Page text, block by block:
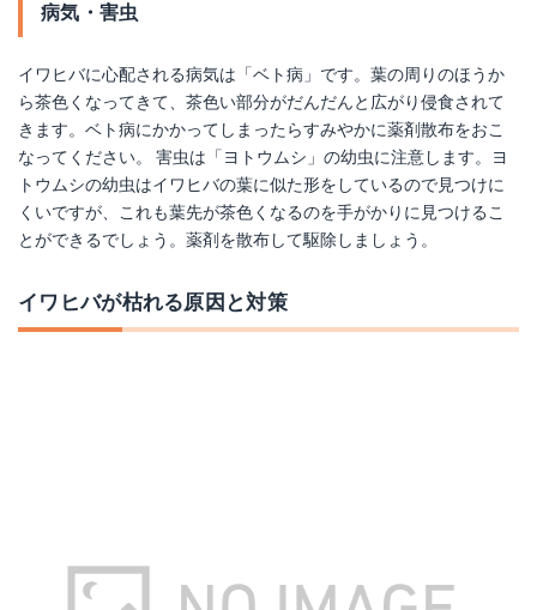
病気・害虫
イワヒバに心配される病気は「ベト病」です。葉の周りのほうか
ら茶色くなってきて、茶色い部分がだんだんと広がり侵食されて
きます。ベト病にかかってしまったらすみやかに薬剤散布をおこ
なってください。 害虫は「ヨトウムシ」の幼虫に注意します。ヨ
トウムシの幼虫はイワヒバの葉に似た形をしているので見つけに
くいですが、これも葉先が茶色くなるのを手がかりに見つけるこ
とができるでしょう。薬剤を散布して駆除しましょう。
イワヒバが枯れる原因と対策